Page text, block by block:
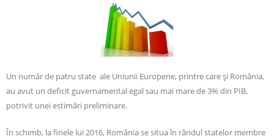
Un număr de patru state ale Uniunii Europene, printre care și România,
au avut un deficit guvernamental egal sau mai mare de 3% din PIB,
potrivit unei estimări preliminare.
În schimb, la finele lui 2016, România se situa în rândul statelor membre